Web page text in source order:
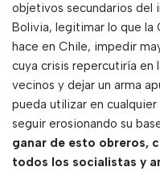
objetivos secundarios del
Bolivia, legitimar lo que la
hace en Chile, impedir
cuya crisis repercutiría en
vecinos y dejar un arma
pueda utilizar en
seguir erosionando su
ganar de esto obreros,
todos los socialistas y